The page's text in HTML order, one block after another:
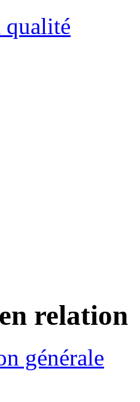
qualité
relation
générale